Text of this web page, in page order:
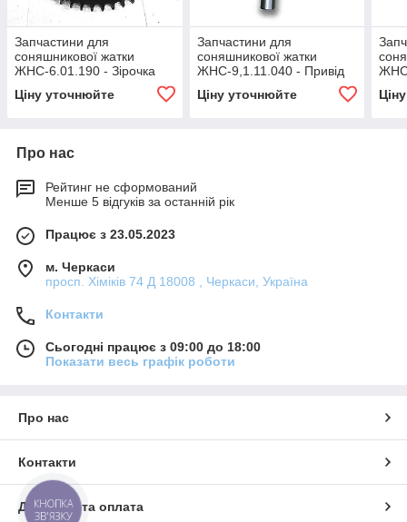
Запчастини для
соняшникової жатки
ЖНС-6.01.190 - Зірочка
Ціну уточнюйте
Запчастини для
соняшникової жатки
ЖНС-9,1.11.040 - Привід
Ціну уточнюйте
Про нас
Рейтинг не сформований
Менше 5 відгуків за останній рік
Працює з 23.05.2023
м. Черкаси
просп. Хіміків 74 Д 18008 , Черкаси, Україна
Контакти
Сьогодні працює з 09:00 до 18:00
Показати весь графік роботи
Про нас
Контакти
Доставка та оплата
КНОПКА
ЗВ'ЯЗКУ